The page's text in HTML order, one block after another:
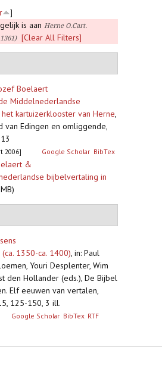
]
is aan Herne O.Cart.
[Clear All Filters]
Boelaert
Middelnederlandse
kartuizerklooster van Herne,
van Edingen en omliggende,
2006] Google Scholar BibTex
&
bijbelvertaling in
1350-ca. 1400), in: Paul
Youri Desplenter, Wim
den Hollander (eds.), De Bijbel
Elf eeuwen van vertalen,
125-150, 3 ill.
Google Scholar BibTex RTF